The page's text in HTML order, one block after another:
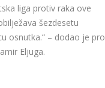
liga protiv raka ove
šezdesetu
osnutka.“ – dodao je
Eljuga.